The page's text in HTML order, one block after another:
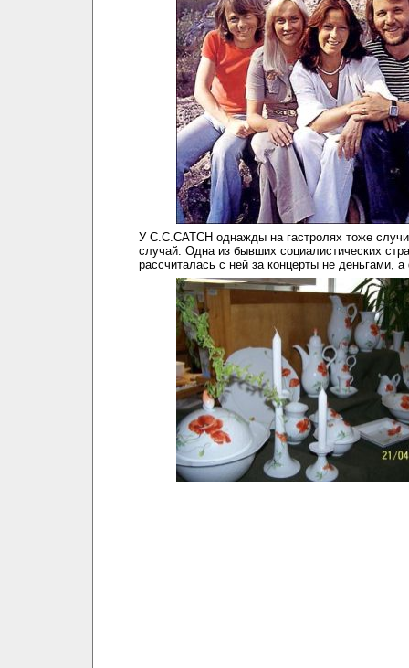
У C.C.CATCH однажды на гастролях тоже
случай. Одна из бывших социалистических
рассчиталась с ней за концерты не деньгами,